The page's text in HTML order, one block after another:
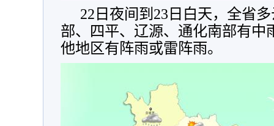
22日夜间到23日白天，全省
部、四平、辽源、通化南部有中
他地区有阵雨或雷阵雨。